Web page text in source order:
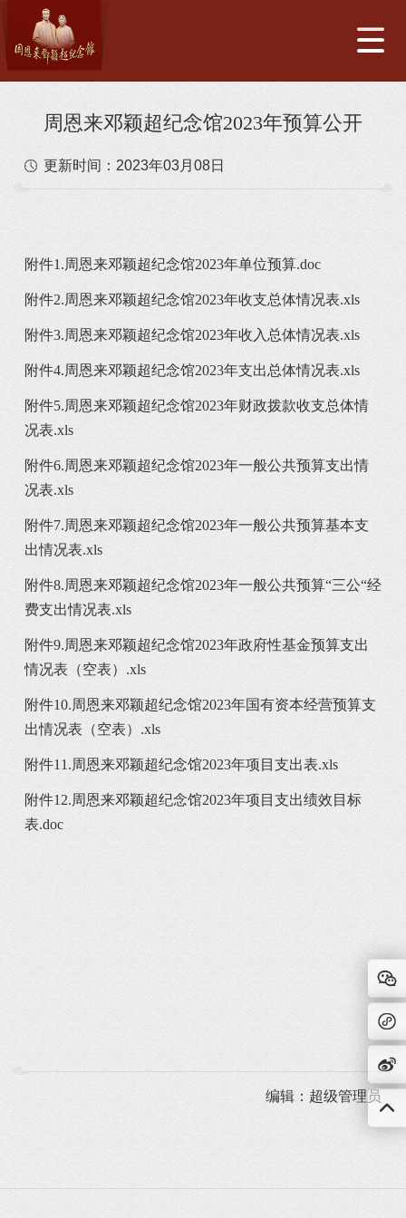
周恩来邓颖超纪念馆2023年预算公开
更新时间： 2023年03月08日
附件1.周恩来邓颖超纪念馆2023年单位预算.doc
附件2.周恩来邓颖超纪念馆2023年收支总体情况表.xls
附件3.周恩来邓颖超纪念馆2023年收入总体情况表.xls
附件4.周恩来邓颖超纪念馆2023年支出总体情况表.xls
附件5.周恩来邓颖超纪念馆2023年财政拨款收支总体情
况表.xls
附件6.周恩来邓颖超纪念馆2023年一般公共预算支出情
况表.xls
附件7.周恩来邓颖超纪念馆2023年一般公共预算基本支
出情况表.xls
附件8.周恩来邓颖超纪念馆2023年一般公共预算“三公“经
费支出情况表.xls
附件9.周恩来邓颖超纪念馆2023年政府性基金预算支出
情况表（空表）.xls
附件10.周恩来邓颖超纪念馆2023年国有资本经营预算支
出情况表（空表）.xls
附件11.周恩来邓颖超纪念馆2023年项目支出表.xls
附件12.周恩来邓颖超纪念馆2023年项目支出绩效目标
表.doc
编辑：超级管理员